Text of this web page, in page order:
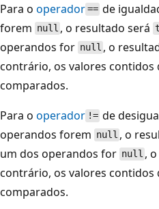
Para o operador== de
forem null , o resultado será
operandos for null , o
contrário, os valores contidos
comparados.
Para o operador != de
operandos forem null , o
um dos operandos for null ,
contrário, os valores contidos
comparados.